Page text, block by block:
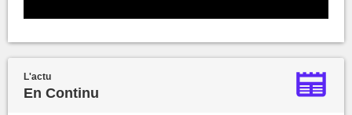
L'actu
En Continu